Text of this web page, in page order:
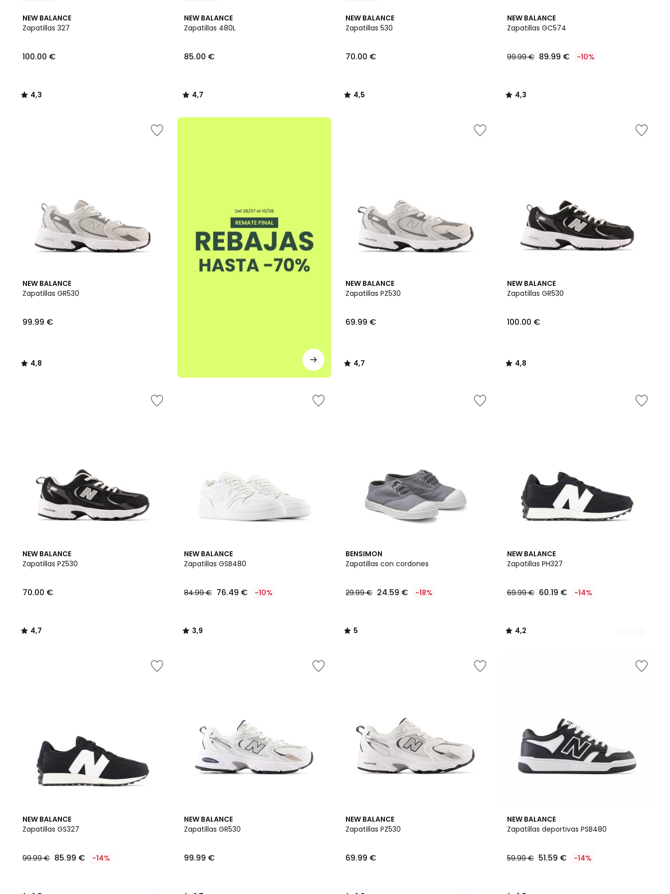
NEW BALANCE
Zapatillas 327
€.
100.00 €
4,3
/ 5
4,3
/
NEW BALANCE
Zapatillas 480L
85.00 €
4,7
/ 5
4,7
/
NEW BALANCE
Zapatillas 530
70.00 €
4,5
/ 5
4,5
/
NEW BALANCE
Zapatillas GC574
99.99 € 89.99 € -10%
4,3
/ 5
4,3
/
NEW BALANCE
Zapatillas GR530
99.99 €
4,8
/ 5
4,8
/
.
NEW BALANCE
Zapatillas PZ530
69.99 €
4,7
/ 5
4,7
/
NEW BALANCE
Zapatillas GR530
100.00 €
4,8
/ 5
4,8
/
NEW BALANCE
Zapatillas PZ530
70.00 €
4,7
/ 5
4,7
/
NEW BALANCE
Zapatillas GSB480
84.99 € 76.49 € -10%
3,9
/ 5
3,9
/
BENSIMON
Zapatillas con cordones
29.99 € 24.59 € -18%
5
/
5
/
NEW BALANCE
Zapatillas PH327
69.99 € 60.19 € -14%
4,2
/ 5
2
Colores
4,2
/
NEW BALANCE
Zapatillas GS327
99.99 € 85.99 € -14%
4,3
/ 5
2
Colores
NEW BALANCE
Zapatillas GR530
99.99 €
4,7
/ 5
NEW BALANCE
Zapatillas PZ530
69.99 €
4,6
/ 5
2
Colores
NEW BALANCE
Zapatillas deportivas PSB480
59.99 € 51.59 € -14%
4,3
/ 5